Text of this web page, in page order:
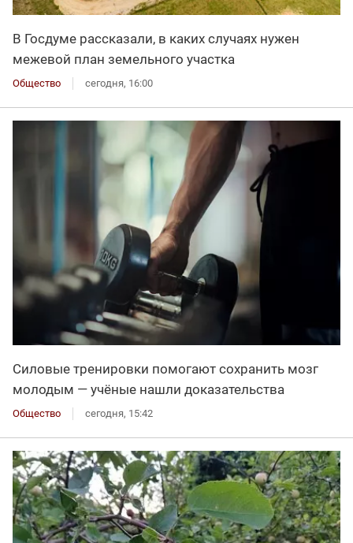
В Госдуме рассказали, в каких случаях нужен
межевой план земельного участка
Общество сегодня, 16:00
Силовые тренировки помогают сохранить мозг
молодым — учёные нашли доказательства
Общество сегодня, 15:42